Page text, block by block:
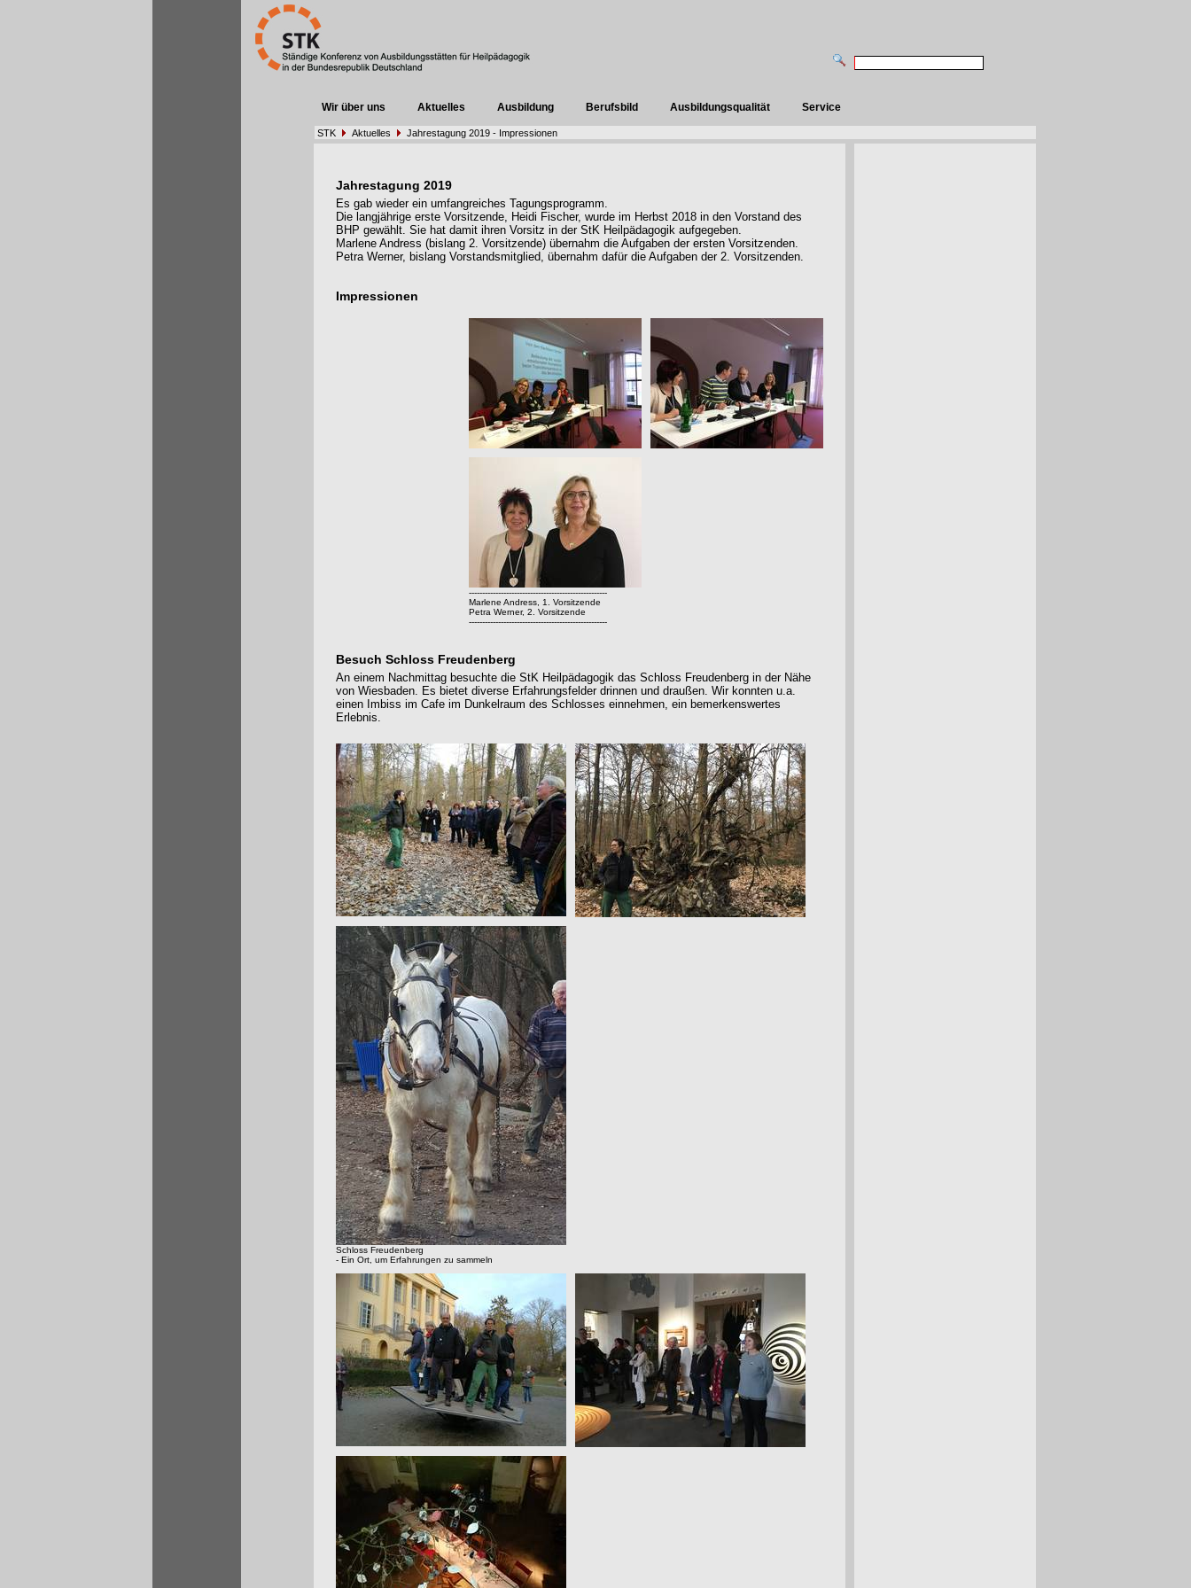
Wir über uns Aktuelles Ausbildung Berufsbild Ausbildungsqualität Service
STK Aktuelles Jahrestagung 2019 - Impressionen
Jahrestagung 2019
Es gab wieder ein umfangreiches Tagungsprogramm.
Die langjährige erste Vorsitzende, Heidi Fischer, wurde im Herbst 2018 in den Vorstand des
BHP gewählt. Sie hat damit ihren Vorsitz in der StK Heilpädagogik aufgegeben.
Marlene Andress (bislang 2. Vorsitzende) übernahm die Aufgaben der ersten Vorsitzenden.
Petra Werner, bislang Vorstandsmitglied, übernahm dafür die Aufgaben der 2. Vorsitzenden.
Impressionen
----------------------------------------------------
Marlene Andress, 1. Vorsitzende
Petra Werner, 2. Vorsitzende
----------------------------------------------------
Besuch Schloss Freudenberg
An einem Nachmittag besuchte die StK Heilpädagogik das Schloss Freudenberg in der Nähe
von Wiesbaden. Es bietet diverse Erfahrungsfelder drinnen und draußen. Wir konnten u.a.
einen Imbiss im Cafe im Dunkelraum des Schlosses einnehmen, ein bemerkenswertes
Erlebnis.
Schloss Freudenberg
- Ein Ort, um Erfahrungen zu sammeln